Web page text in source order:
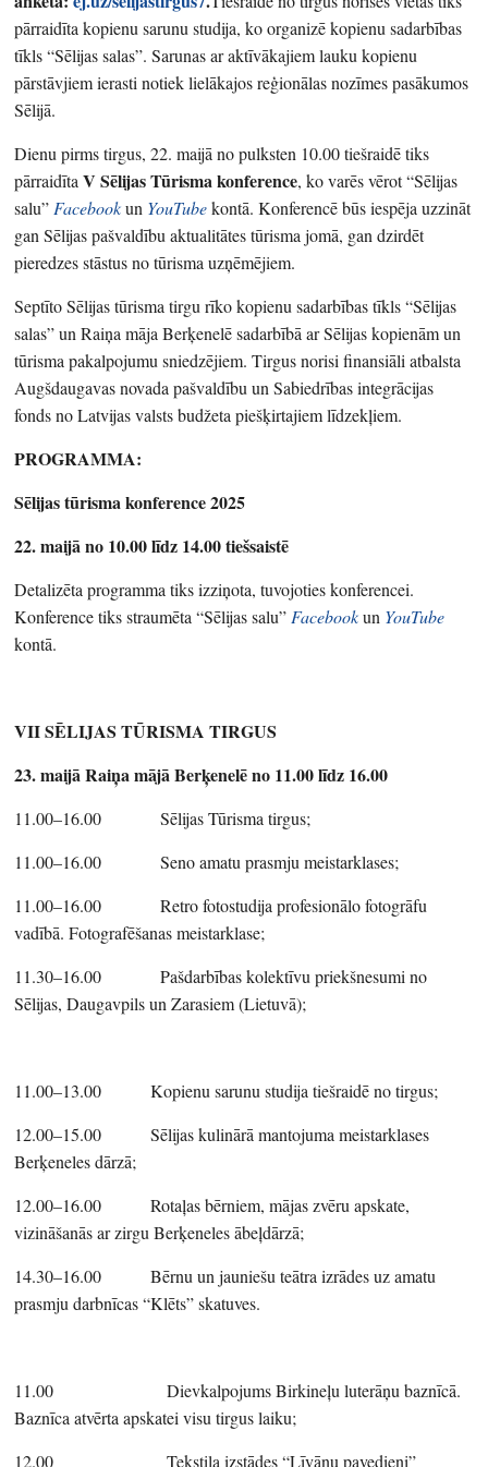
pārraidīta kopienu sarunu studija, ko organizē kopienu sadarbības
tīkls “Sēlijas salas”. Sarunas ar aktīvākajiem lauku kopienu
pārstāvjiem ierasti notiek lielākajos reģionālas nozīmes pasākumos
Sēlijā.
Dienu pirms tirgus, 22. maijā no pulksten 10.00 tiešraidē tiks
pārraidītaV Sēlijas Tūrisma konference, ko varēs vērot “Sēlijas
salu” Facebookun YouTubekontā. Konferencē būs iespēja uzzināt
gan Sēlijas pašvaldību aktualitātes tūrisma jomā, gan dzirdēt
pieredzes stāstus no tūrisma uzņēmējiem.
Septīto Sēlijas tūrisma tirgu rīko kopienu sadarbības tīkls “Sēlijas
salas” un Raiņa māja Berķenelē sadarbībā ar Sēlijas kopienām un
tūrisma pakalpojumu sniedzējiem. Tirgus norisi finansiāli atbalsta
Augšdaugavas novada pašvaldību un Sabiedrības integrācijas
fonds no Latvijas valsts budžeta piešķirtajiem līdzekļiem.
PROGRAMMA:
Sēlijas tūrisma konference 2025
22. maijā no 10.00 līdz 14.00 tiešsaistē
Detalizēta programma tiks izziņota, tuvojoties konferencei.
Konference tiks straumēta “Sēlijas salu” Facebookun YouTube
kontā.
VII SĒLIJAS TŪRISMA TIRGUS
23. maijā Raiņa mājā Berķenelē no 11.00 līdz 16.00
11.00–16.00 Sēlijas Tūrisma tirgus;
11.00–16.00 Seno amatu prasmju meistarklases;
11.00–16.00 Retro fotostudija profesionālo fotogrāfu
vadībā. Fotografēšanas meistarklase;
11.30–16.00 Pašdarbības kolektīvu priekšnesumi no
Sēlijas, Daugavpils un Zarasiem (Lietuvā);
11.00–13.00 Kopienu sarunu studija tiešraidē no tirgus;
12.00–15.00 Sēlijas kulinārā mantojuma meistarklases
Berķeneles dārzā;
12.00–16.00 Rotaļas bērniem, mājas zvēru apskate,
vizināšanās ar zirgu Berķeneles ābeļdārzā;
14.30–16.00 Bērnu un jauniešu teātra izrādes uz amatu
prasmju darbnīcas “Klēts” skatuves.
11.00 Dievkalpojums Birkineļu luterāņu baznīcā.
Baznīca atvērta apskatei visu tirgus laiku;
12.00 Tekstila izstādes “Līvānu pavedieni”